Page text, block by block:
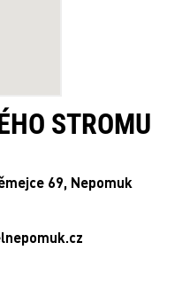
STROMU
69, Nepomuk